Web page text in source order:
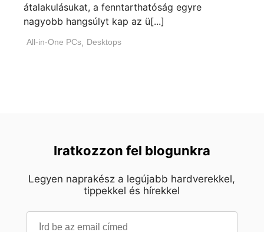
átalakulásukat, a fenntarthatóság egyre
nagyobb hangsúlyt kap az ü[...]
All-in-One PCs, Desktops
Iratkozzon fel blogunkra
Legyen naprakész a legújabb hardverekkel,
tippekkel és hírekkel